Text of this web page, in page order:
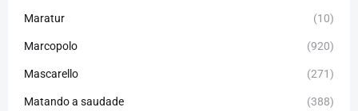
Maratur (10)
Marcopolo (920)
Mascarello (271)
Matando a saudade (388)